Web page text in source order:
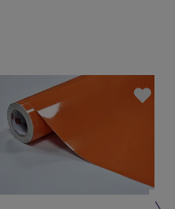
de mobilier de
simplă și nu necesită
pe suprafeţe
cameră - feţele
- uşile de la dulapul
și adezivul
viață a
fi îndepărtat fără a